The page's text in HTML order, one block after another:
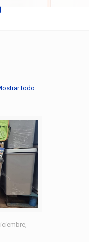
todo